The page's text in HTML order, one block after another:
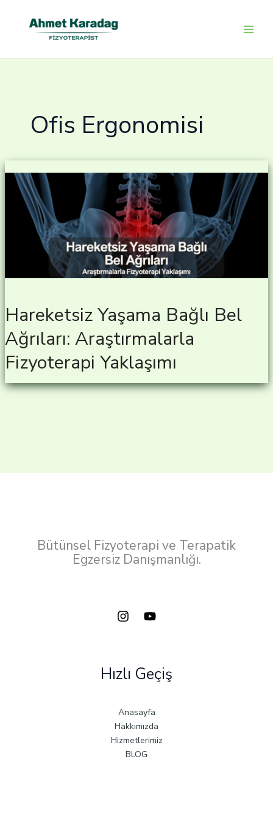
Ofis Ergonomisi
Hareketsiz Yaşama Bağlı Bel
Ağrıları: Araştırmalarla
Fizyoterapi Yaklaşımı
Bütünsel Fizyoterapi ve Terapatik
Egzersiz Danışmanlığı.
Hızlı Geçiş
Anasayfa
Hakkımızda
Hizmetlerimiz
BLOG